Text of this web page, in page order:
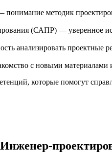
методик
(САПР) — уверенное
анализировать проектные
с новыми
которые помогут